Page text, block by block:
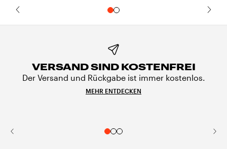
VERSAND SIND KOSTENFREI
Der Versand und Rückgabe ist immer kostenlos.
MEHR ENTDECKEN